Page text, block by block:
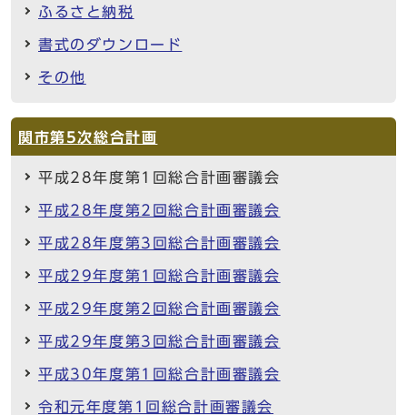
ふるさと納税
書式のダウンロード
その他
関市第5次総合計画
平成28年度第1回総合計画審議会
平成28年度第2回総合計画審議会
平成28年度第3回総合計画審議会
平成29年度第1回総合計画審議会
平成29年度第2回総合計画審議会
平成29年度第3回総合計画審議会
平成30年度第1回総合計画審議会
令和元年度第1回総合計画審議会